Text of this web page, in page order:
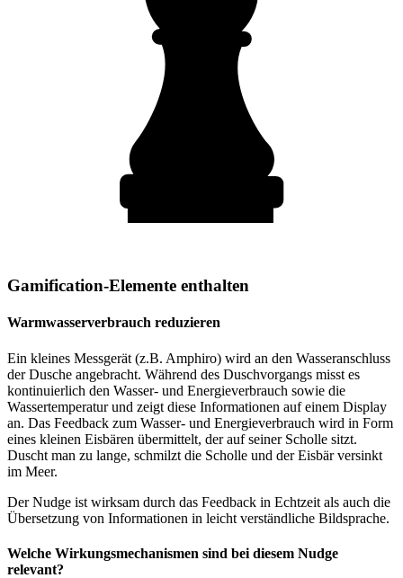
Gamification-Elemente enthalten
Warmwasserverbrauch reduzieren
Ein kleines Messgerät (z.B. Amphiro) wird an den Wasseranschluss
der Dusche angebracht. Während des Duschvorgangs misst es
kontinuierlich den Wasser- und Energieverbrauch sowie die
Wassertemperatur und zeigt diese Informationen auf einem Display
an. Das Feedback zum Wasser- und Energieverbrauch wird in Form
eines kleinen Eisbären übermittelt, der auf seiner Scholle sitzt.
Duscht man zu lange, schmilzt die Scholle und der Eisbär versinkt
im Meer.
Der Nudge ist wirksam durch das Feedback in Echtzeit als auch die
Übersetzung von Informationen in leicht verständliche Bildsprache.
Welche Wirkungsmechanismen sind bei diesem Nudge
relevant?